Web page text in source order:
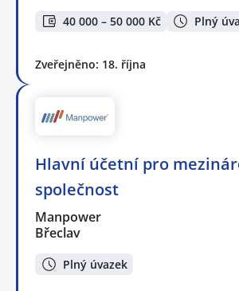
40 000 – 50 000 Kč Plný
Zveřejněno: 18. října
Hlavní účetní pro
společnost
Manpower
Břeclav
Plný úvazek